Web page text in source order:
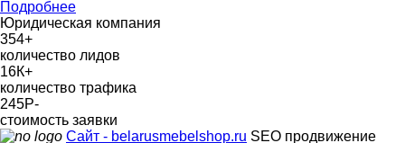
Подробнее
Юридическая компания
354+
количество лидов
16К+
количество трафика
245Р-
стоимость заявки
Сайт - belarusmebelshop.ru SEO продвижение